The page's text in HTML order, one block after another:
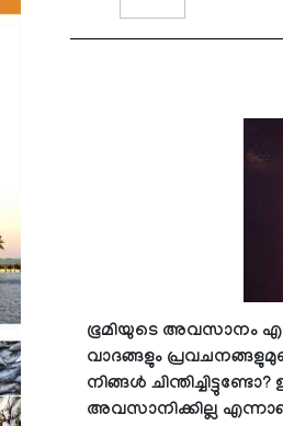
ഭൂമിയുടെ അവസാനം
വാദങ്ങളും
നിങ്ങള്‍
അവസാനിക്കില്ല